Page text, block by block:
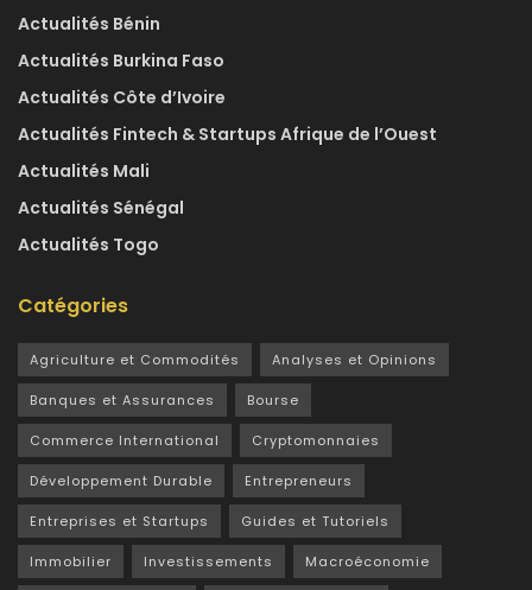
Actualités Bénin
Actualités Burkina Faso
Actualités Côte d’Ivoire
Actualités Fintech & Startups Afrique de l’Ouest
Actualités Mali
Actualités Sénégal
Actualités Togo
Catégories
Agriculture et Commodités Analyses et Opinions
Banques et Assurances Bourse
Commerce International Cryptomonnaies
Développement Durable Entrepreneurs
Entreprises et Startups Guides et Tutoriels
Immobilier Investissements Macroéconomie